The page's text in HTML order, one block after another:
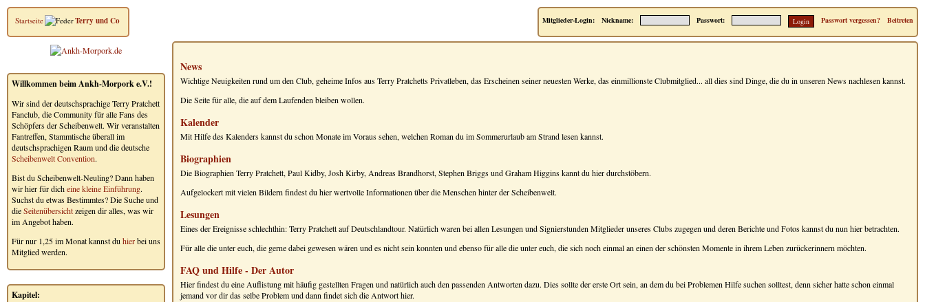
Startseite Terry und Co Beitreten
Passwort vergessen?
Passwort:
Nickname:
Mitglieder-Login:
Willkommen beim Ankh-Morpork e.V.!
Wir sind der deutschsprachige Terry Pratchett
Fanclub, die Community für alle Fans des
Schöpfers der Scheibenwelt. Wir veranstalten
Fantreffen, Stammtische überall im
deutschsprachigen Raum und die deutsche
Scheibenwelt Convention.
Bist du Scheibenwelt-Neuling? Dann haben
wir hier für dicheine kleine Einführung.
Suchst du etwas Bestimmtes? Die Suche und
dieSeitenübersichtzeigen dir alles, was wir
im Angebot haben.
Für nur 1,25 im Monat kannst du hierbei uns
Mitglied werden.
Kapitel:
News
Wichtige Neuigkeiten rund um den Club, geheime Infos aus Terry Pratchetts Privatleben, das Erscheinen seiner neuesten Werke, das einmillionste Clubmitglied... all dies sind Dinge, die du in unseren News nachlesen kannst.
Die Seite für alle, die auf dem Laufenden bleiben wollen.
Kalender
Mit Hilfe des Kalenders kannst du schon Monate im Voraus sehen, welchen Roman du im Sommerurlaub am Strand lesen kannst.
Biographien
Die Biographien Terry Pratchett, Paul Kidby, Josh Kirby, Andreas Brandhorst, Stephen Briggs und Graham Higgins kannt du hier durchstöbern.
Aufgelockert mit vielen Bildern findest du hier wertvolle Informationen über die Menschen hinter der Scheibenwelt.
Lesungen
Eines der Ereignisse schlechthin: Terry Pratchett auf Deutschlandtour. Natürlich waren bei allen Lesungen und Signierstunden Mitglieder unseres Clubs zugegen und deren Berichte und Fotos kannst du nun hier betrachten.
Für alle die unter euch, die gerne dabei gewesen wären und es nicht sein konnten und ebenso für alle die unter euch, die sich noch einmal an einen der schönsten Momente in ihrem Leben zurückerinnern möchten.
FAQ und Hilfe - Der Autor
Hier findest du eine Auflistung mit häufig gestellten Fragen und natürlich auch den passenden Antworten dazu. Dies sollte der erste Ort sein, an dem du bei Problemen Hilfe suchen solltest, denn sicher hatte schon einmal
jemand vor dir das selbe Problem und dann findet sich die Antwort hier.